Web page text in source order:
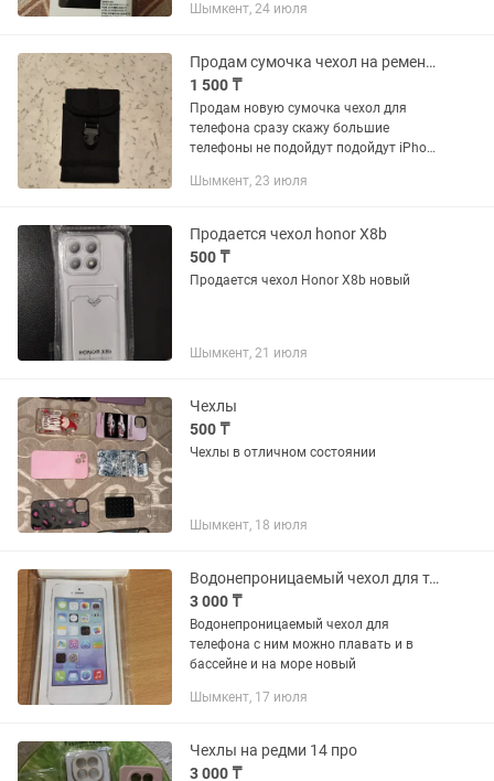
совподать на poco f5 работает на
Шымкент, 24 июля
Продам сумочка чехол на ремень для телефона
1 500 ₸
Продам новую сумочка чехол для
телефона сразу скажу большие
телефоны не подойдут подойдут iPhone
fold размер будет на фотографии
Шымкент, 23 июля
Продается чехол honor X8b
500 ₸
Продается чехол Honor X8b новый
Шымкент, 21 июля
Чехлы
500 ₸
Чехлы в отличном состоянии
Шымкент, 18 июля
Водонепроницаемый чехол для телефона
3 000 ₸
Водонепроницаемый чехол для
телефона с ним можно плавать и в
бассейне и на море новый
Шымкент, 17 июля
Чехлы на редми 14 про
3 000 ₸